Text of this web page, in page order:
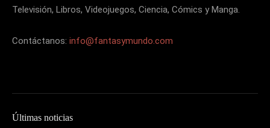
Televisión, Libros, Videojuegos, Ciencia, Cómics y Manga.
Contáctanos: info@fantasymundo.com
Últimas noticias